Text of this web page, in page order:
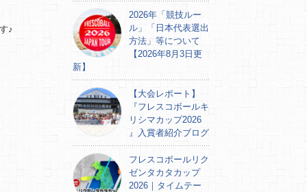
♪
2026年「競技ルー
ル」「日本代表選出
方法」等について
【2026年8月3日更
新】
【大会レポート】
『フレスコボールキ
リシマカップ2026
』入賞者紹介ブログ
フレスコボールリク
ゼンタカタカップ
2026｜タイムテー